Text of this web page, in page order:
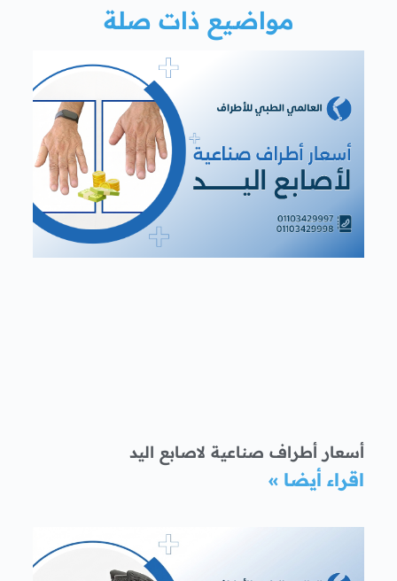
مواضيع ذات صلة
أسعار أطراف صناعية لاصابع اليد
اقراء أيضا »